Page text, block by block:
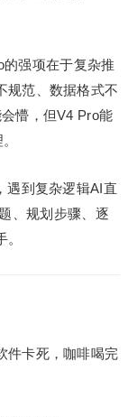
的强项在于复杂推
范、数据格式不
懵，但V4 Pro能
遇到复杂逻辑AI直
、规划步骤、逐
件卡死，咖啡喝完